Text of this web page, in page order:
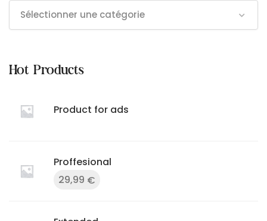
Sélectionner une catégorie
Hot Products
Product for ads
Proffesional
29,99 €